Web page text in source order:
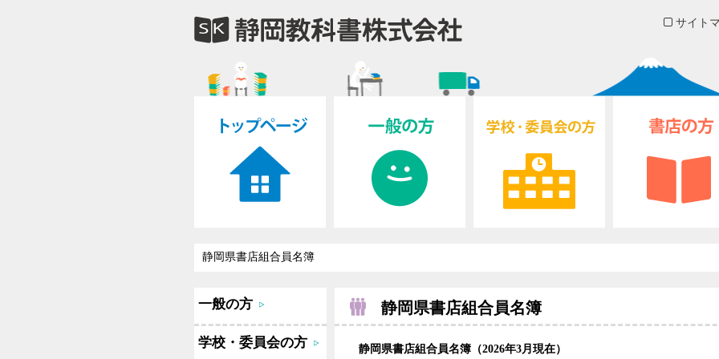
サイト
静岡県書店組合員名簿
一般の方
学校・委員会の方
静岡県書店組合員名簿
静岡県書店組合員名簿（2026年3月現在）